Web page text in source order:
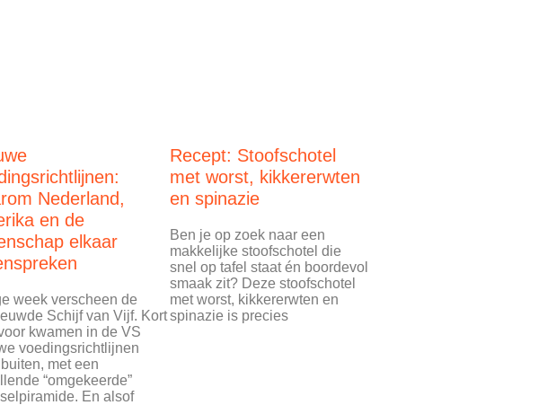
Nederland,
en de
elkaar
week verscheen de
Schijf van Vijf. Kort
kwamen in de VS
voedingsrichtlijnen
met een
“omgekeerde”
En alsof
Recept: Stoofschotel
met worst, kikkererwten
en spinazie
Ben je op zoek naar een
makkelijke stoofschotel die
snel op tafel staat én boordevol
smaak zit? Deze stoofschotel
met worst, kikkererwten en
spinazie is precies